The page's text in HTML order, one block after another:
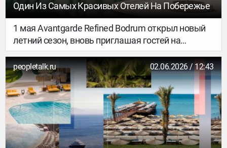
Один Из Самых Красивых Отелей На Побережье
1 мая Avantgarde Refined Bodrum открыл новый
летний сезон, вновь приглашая гостей на
побережье бухты Кудур — туда, где
современная эстетика встречается с
расслабленной атмосферой Бодрума. Всего 32
номера и сьюта создают ощущение приватности
и тишины, превращая отдых в по-настоящему
личный опыт.
peopletalk.ru 02.06.2026 / 12:43